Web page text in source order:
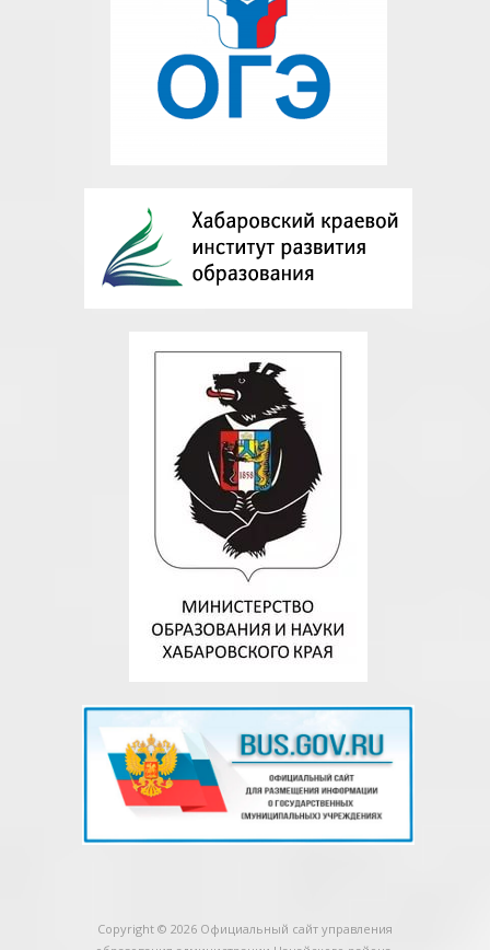
Copyright © 2026 Официальный сайт управления